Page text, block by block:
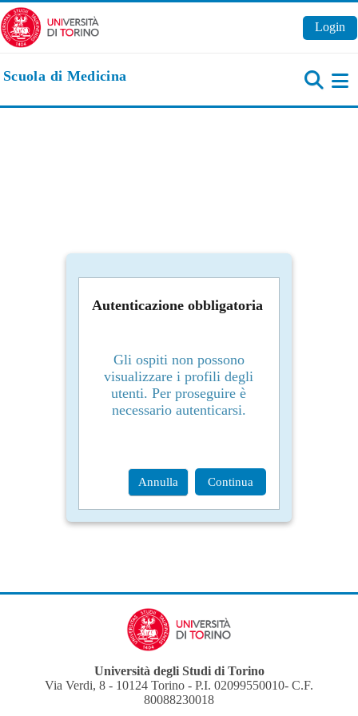
Vai al contenuto principale
Login
Scuola di Medicina
Autenticazione obbligatoria
Gli ospiti non possono
visualizzare i profili degli
utenti. Per proseguire è
necessario autenticarsi.
Annulla Continua
Università degli Studi di Torino
Via Verdi, 8 - 10124 Torino - P.I. 02099550010- C.F.
80088230018